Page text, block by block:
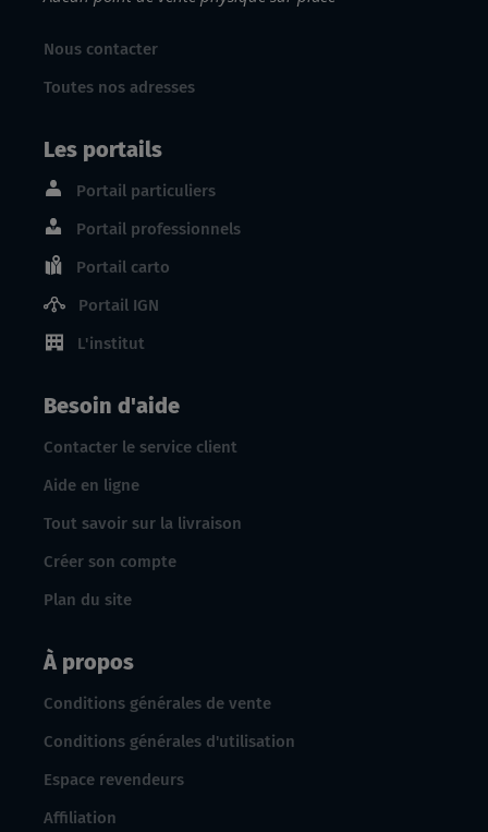
Nous contacter
Toutes nos adresses
Les portails
Portail particuliers
Portail professionnels
Portail carto
Portail IGN
L'institut
Besoin d'aide
Contacter le service client
Aide en ligne
Tout savoir sur la livraison
Créer son compte
Plan du site
À propos
Conditions générales de vente
Conditions générales d'utilisation
Espace revendeurs
Affiliation